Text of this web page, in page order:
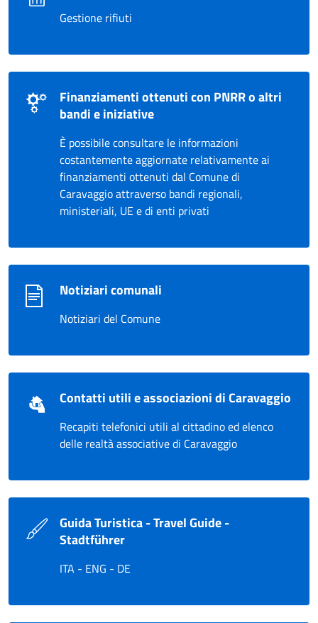
Gestione rifiuti
Finanziamenti ottenuti con PNRR o altri
bandi e iniziative
È possibile consultare le informazioni
costantemente aggiornate relativamente ai
finanziamenti ottenuti dal Comune di
Caravaggio attraverso bandi regionali,
ministeriali, UE e di enti privati
Notiziari comunali
Notiziari del Comune
Contatti utili e associazioni di Caravaggio
Recapiti telefonici utili al cittadino ed elenco
delle realtà associative di Caravaggio
Guida Turistica - Travel Guide -
Stadtführer
ITA - ENG - DE